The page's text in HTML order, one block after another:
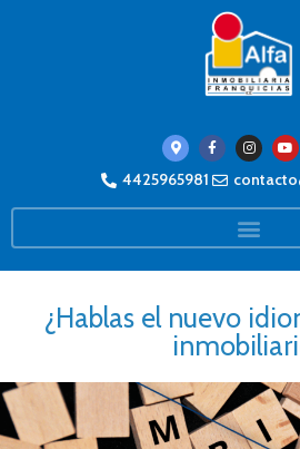
4425965981
¿Hablas el nuevo